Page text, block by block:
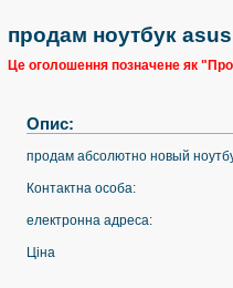
продам ноутбук
Це оголошення позначене як
Опис:
продам абсолютно новый
Контактна особа:
електронна адреса:
Ціна